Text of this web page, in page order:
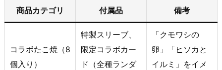
商品カテゴリ 付属品 備考
コラボたこ焼（8
個入り）
特製スリーブ、
限定コラボカー
ド（全種ランダ
「クモワシの
卵」「ヒソカと
イルミ」をイメ